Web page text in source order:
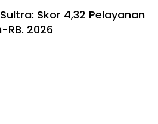
Skor 4,32 Pelayanan
RB. 2026